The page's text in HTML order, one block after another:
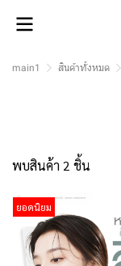
main1 สินค้าทั้งหมด
พบสินค้า 2 ชิ้น
ยอดนิยม